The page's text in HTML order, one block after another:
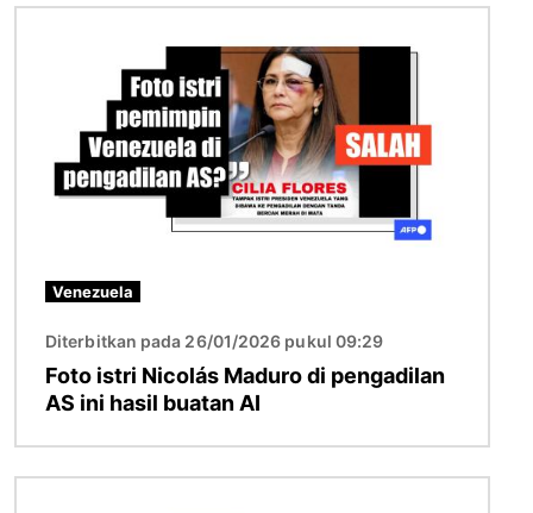
Venezuela
Diterbitkan pada 26/01/2026 pukul 09:29
Foto istri Nicolás Maduro di pengadilan
AS ini hasil buatan AI